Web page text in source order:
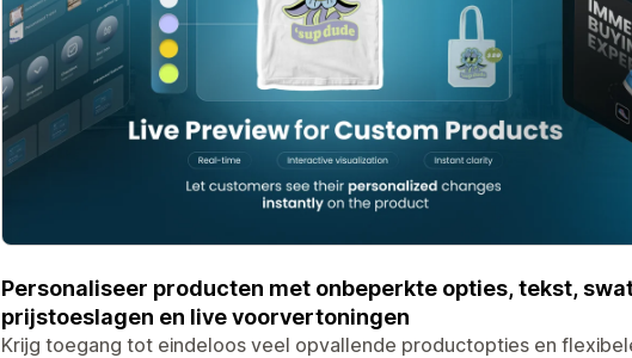
Personaliseer producten met onbeperkte opties, tekst,
prijstoeslagen en live voorvertoningen
Krijg toegang tot eindeloos veel opvallende productopties en